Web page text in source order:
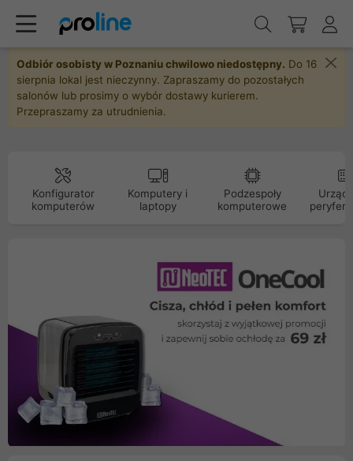
Odbiór osobisty w Poznaniu chwilowo niedostępny. Do 16
sierpnia lokal jest nieczynny. Zapraszamy do pozostałych
salonów lub prosimy o wybór dostawy kurierem.
Przepraszamy za utrudnienia.
Konfigurator
komputerów
Komputery i
laptopy
Podzespoły
komputerowe